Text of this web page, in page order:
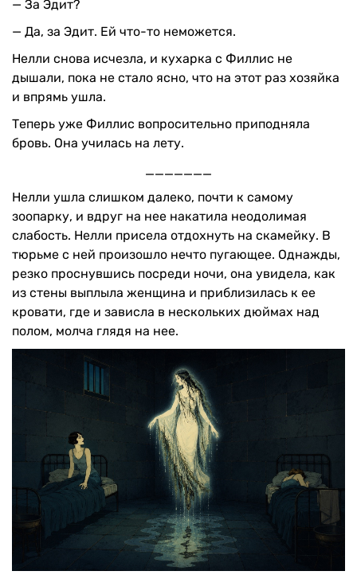
— За Эдит?
— Да, за Эдит. Ей что-то неможется.
Нелли снова исчезла, и кухарка с Филлис не
дышали, пока не стало ясно, что на этот раз хозяйка
и впрямь ушла.
Теперь уже Филлис вопросительно приподняла
бровь. Она училась на лету.
_______
Нелли ушла слишком далеко, почти к самому
зоопарку, и вдруг на нее накатила неодолимая
слабость. Нелли присела отдохнуть на скамейку. В
тюрьме с ней произошло нечто пугающее. Однажды,
резко проснувшись посреди ночи, она увидела, как
из стены выплыла женщина и приблизилась к ее
кровати, где и зависла в нескольких дюймах над
полом, молча глядя на нее.